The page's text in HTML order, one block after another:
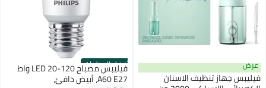
عرض
فيليبس جهاز تنظيف الاسنان
أفضل المنتجات فيليبس مصباح LED 20-120 واط
A60 E27، أبيض دافئ،